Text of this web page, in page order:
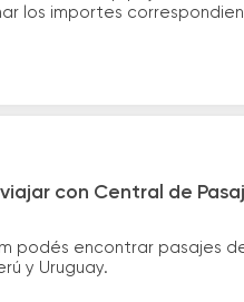
los importes
con Central de
podés encontrar pasajes
y Uruguay.